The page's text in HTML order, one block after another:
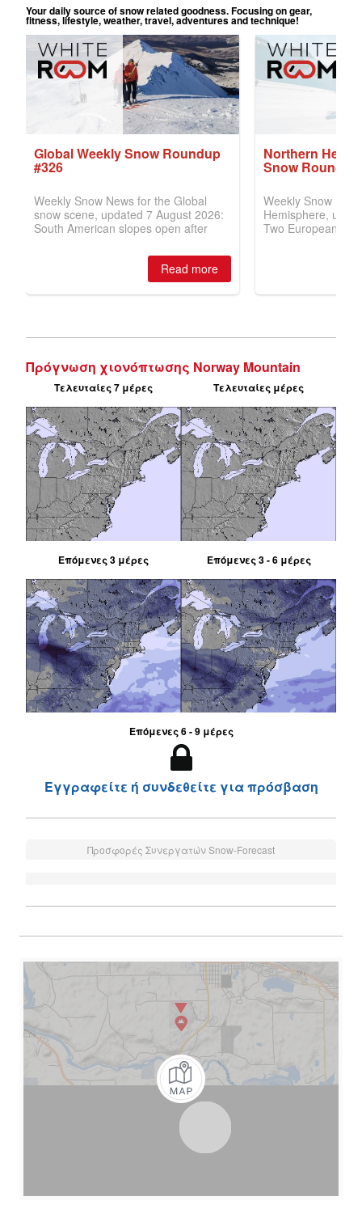
Πρόγνωση χιονόπτωσης Norway Mountain
Τελευταίες 7 μέρες Τελευταίες μέρες
Επόμενες 3 μέρες Επόμενες 3 - 6 μέρες
Επόμενες 6 - 9 μέρες
Εγγραφείτε ή συνδεθείτε για πρόσβαση
Προσφορές Συνεργατών Snow-Forecast